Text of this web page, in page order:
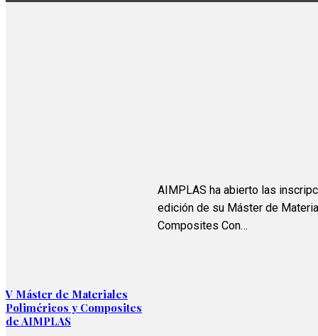
V Máster de Materiales
Poliméricos y Composites
de AIMPLAS
AIMPLAS ha abierto las
edición de su Máster de
Composites Con…